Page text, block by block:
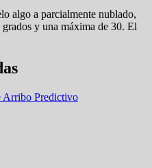
algo a parcialmente nublado,
y una máxima de 30. El
Arribo Predictivo